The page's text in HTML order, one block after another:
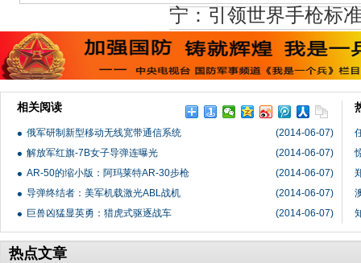
宁：引领世界手枪标
相关阅读
(2014-06-07)
俄军研制新型移动无线宽带通信系统
(2014-06-07)
解放军红旗-7B女子导弹连曝光
(2014-06-07)
AR-50的缩小版：阿玛莱特AR-30步枪
(2014-06-07)
导弹终结者：美军机载激光ABL战机
(2014-06-07)
巨兽凶猛显英勇：猎虎式驱逐战车
热点文章